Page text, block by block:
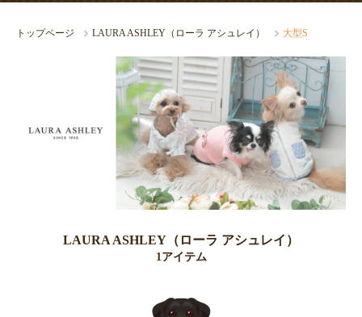
トップページ LAURA ASHLEY（ローラ アシュレイ） 大型S
LAURA ASHLEY（ローラ アシュレイ）
1アイテム